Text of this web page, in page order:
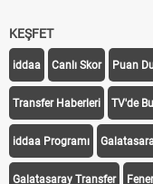
KEŞFET
iddaa Canlı Skor Puan
Transfer Haberleri TV'de
iddaa Programı
Galatasaray Transfer